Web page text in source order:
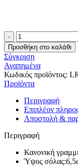
Sneakers
με
chunky
σόλα
ποσότητα
Προσθήκη στο καλάθι
Σύγκριση
Αγαπημένα
Κωδικός προϊόντος:
Προϊόντα
Περιγραφή
Επιπλέον
Αποστολή &
Περιγραφή
Κανονική
Ύψος